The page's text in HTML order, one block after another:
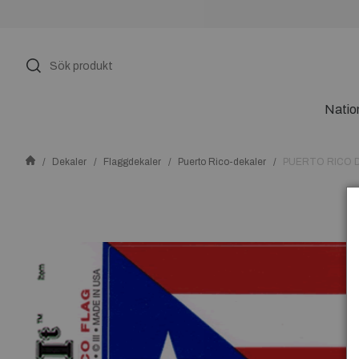
Dekaler Flaggdekaler Puerto Rico-dekaler PUERTO RICO